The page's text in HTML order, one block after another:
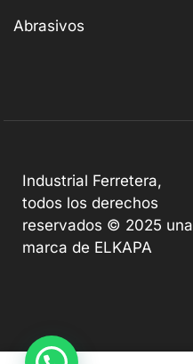
Abrasivos
Industrial Ferretera,
todos los derechos
reservados © 2025 una
marca de ELKAPA